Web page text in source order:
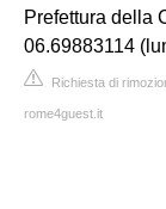
Prefettura della
06.69883114
Richiesta di
rome4guest.it